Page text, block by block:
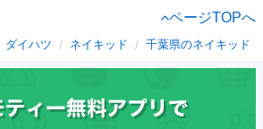
ページTOPへ
ダイハツ ネイキッド 千葉県のネイキッド